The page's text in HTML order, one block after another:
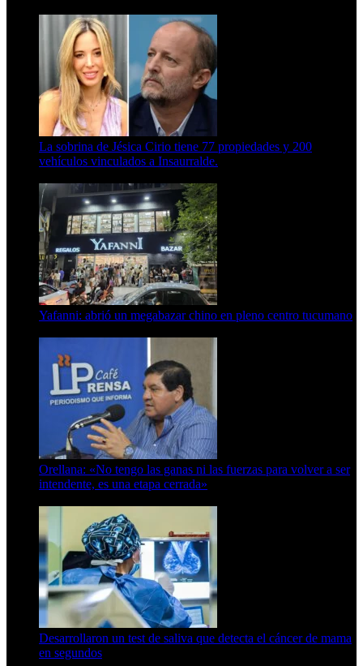
La sobrina de Jésica Cirio tiene 77 propiedades y 200
vehículos vinculados a Insaurralde.
Yafanni: abrió un megabazar chino en pleno centro tucumano
Orellana: «No tengo las ganas ni las fuerzas para volver a ser
intendente, es una etapa cerrada»
Desarrollaron un test de saliva que detecta el cáncer de mama
en segundos